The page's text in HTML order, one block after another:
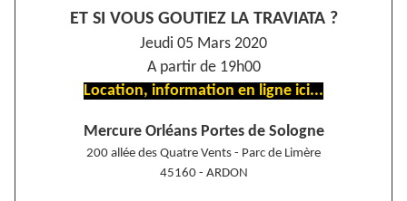
ET SI VOUS GOUTIEZ LA TRAVIATA ?
Jeudi 05 Mars 2020
A partir de 19h00
Location, information en ligne ici...
Mercure Orléans Portes de Sologne
200 allée des Quatre Vents - Parc de Limère
45160 - ARDON